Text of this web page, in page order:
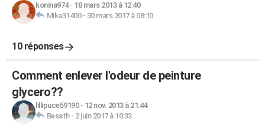
konina974- 18 mars 2013 à 12:40
Mika31400- 30 mars 2017 à 08:10
10 réponses
Comment enlever l'odeur de peinture
glycero??
lillipuce59190- 12 nov. 2013 à 21:44
Besath- 2 juin 2017 à 10:33